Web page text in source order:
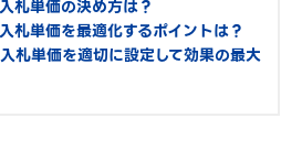
札単価の決め方は？
札単価を最適化するポイントは？
札単価を適切に設定して効果の最大